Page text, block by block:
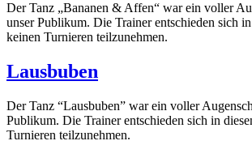
Der Tanz „Bananen & Affen“ war ein voller
unser Publikum. Die Trainer entschieden sich in
keinen Turnieren teilzunehmen.
Lausbuben
Der Tanz “Lausbuben” war ein voller
Publikum. Die Trainer entschieden sich in
Turnieren teilzunehmen.